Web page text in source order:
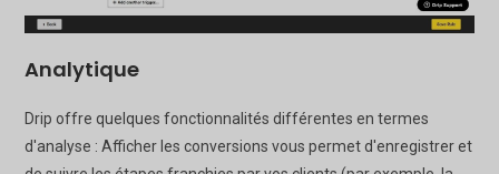
Analytique
Drip offre quelques fonctionnalités différentes en termes
d'analyse : Afficher les conversions vous permet d'enregistrer et